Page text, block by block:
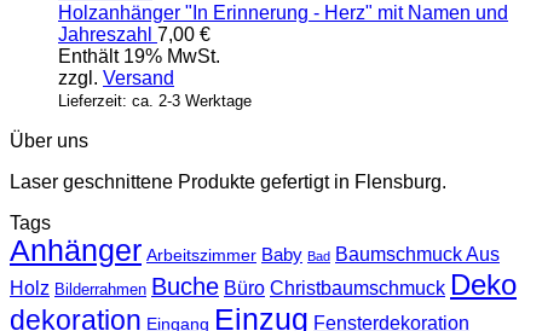
Holzanhänger "In Erinnerung - Herz" mit Namen und
Jahreszahl 7,00 €
Enthält 19% MwSt.
zzgl. Versand
Lieferzeit: ca. 2-3 Werktage
Über uns
Laser geschnittene Produkte gefertigt in Flensburg.
Tags
Anhänger Arbeitszimmer Baby Bad Baumschmuck Aus
Holz Bilderrahmen Buche Büro Christbaumschmuck Deko
dekoration Eingang Einzug Fensterdekoration